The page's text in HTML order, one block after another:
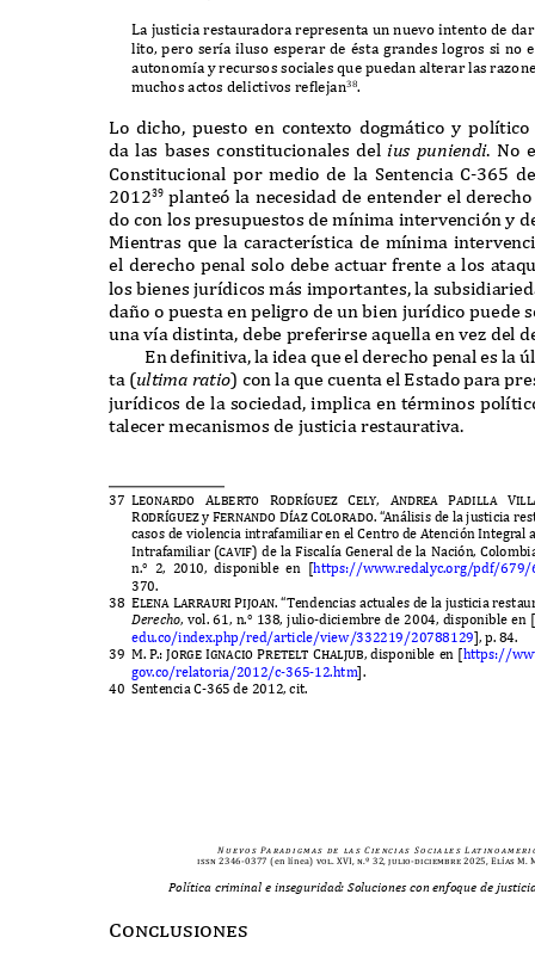
La justicia restauradora representa un nuevo intento de
lito,pero sería iluso esperar de ésta grandes logros si no
autonomía y recursos sociales que puedan alterar las raz
muchos actos delictivos reflejan38.
Lo dicho,puesto en contexto dogmático y político
da las bases constitucionales del ius puniendi. No
Constitucional por medio de la Sentencia C-365
201239planteóla necesidad de entender el
do con los presupuestos de mínima intervención y
Mientras que la característica de mínima intervenci
el derecho penal solo debe actuar frente a los
los bienes jurídicos más importantes ,la
daño o puesta en peligro de un bien jurídico puede
una vía distinta, debe preferirse aquella en vez del
En definitiva,la idea que el derecho penal es laú
ta (ultima ratio) con la que cuenta el Estado para
jurídicos de la sociedad ,implica en términos polí
talecer mecanismos de justicia restaurativa.
37 Leonardo Alberto RodríguezCely, Andrea Padilla
Rodríguez y Fernando DíazColorado. “Análisis de la justicia
casos de violencia intrafamiliar en elCentro de AtenciónIntegral
Intrafamiliar (cavif) de laFiscalíaGeneral de la Nación, C
n.° 2, 2010,disponible en [https://www.redalyc.org/pdf/679/
370.
38 Elena Larrauri Pijoan. “Tendencias actuales de la justicia
Derecho,vol. 61, n.° 138,julio-diciembre de 2004, disponible en [
edu.co/index.php /red/article/view/332219/20788129],p. 84.
39 M. P.: Jorge Ignacio Pretelt Chaljub,disponible en [https://
gov.co/relatoria /2012/c-365-12. htm].
40 SentenciaC-365de 2012,cit.
N u e v o s Pa r a d i g m a s d e l a s C i e n c i a s S o c i a l e s L at i n o a m e r i
issn 2346-0377(en línea) vol. XVI, n.º 32, julio-diciembre 2025, Elías M.
Política criminal e inseguridad: Soluciones con enfoque de
Conclusiones